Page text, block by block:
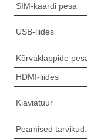
SIM-kaardi pesa
USB-liides
Kõrvaklappide
HDMI-liides
Klaviatuur
Peamised tarvikud: